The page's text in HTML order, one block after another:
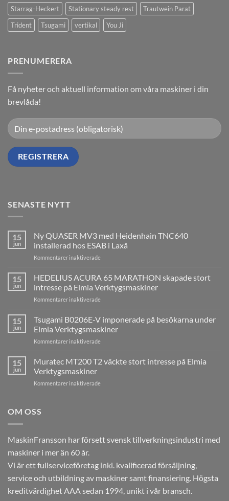
Starrag-Heckert
Stationary steady rest
Trautwein Parat
Trident
Tsugami vertikal You Ji
PRENUMERERA
Få nyheter och aktuell information om våra maskiner i din
brevlåda!
SENASTE NYTT
15
jun
Ny QUASER MV3 med Heidenhain TNC640
installerad hos ESAB i Laxå
Kommentarer inaktiverade
QUASER
med
installerad
hos
15
jun
HEDELIUS ACURA 65 MARATHON skapade stort
intresse på Elmia Verktygsmaskiner
Kommentarer inaktiverade
ACURA
MARATHON
intresse
15
jun
Tsugami B0206E-V imponerade på besökarna under
Elmia Verktygsmaskiner
Kommentarer inaktiverade
B0206E-
15
jun
Muratec MT200 T2 väckte stort intresse på Elmia
Verktygsmaskiner
Kommentarer inaktiverade
på
OM OSS
MaskinFransson har försett svensk tillverkningsindustri med
maskiner i mer än 60 år.
Vi är ett fullserviceföretag inkl. kvalificerad försäljning,
service och utbildning av maskiner samt finansiering. Högsta
kreditvärdighet AAA sedan 1994, unikt i vår bransch.